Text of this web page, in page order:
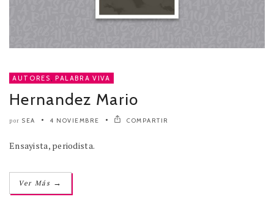
AUTORES , PALABRA VIVA
Hernandez Mario
por SEA 4 NOVIEMBRE COMPARTIR
Ensayista, periodista.
Ver Más →